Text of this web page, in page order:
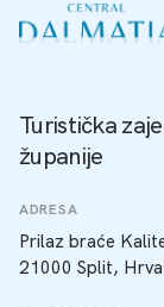
Turistička
županije
ADRESA
Prilaz braće
21000 Split,